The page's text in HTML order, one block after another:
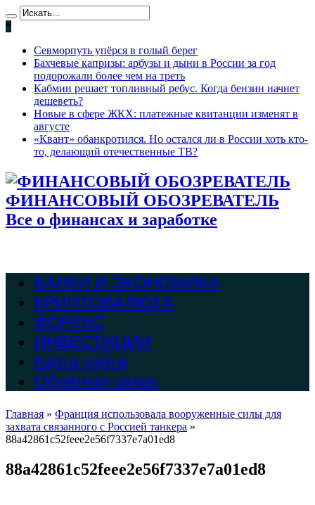
*
Севморпуть упёрся в голый берег
Бахчевые капризы: арбузы и дыни в России за год
подорожали более чем на треть
Кабмин решает топливный ребус. Когда бензин начнет
дешеветь?
Новые в сфере ЖКХ: платежные квитанции изменят в
августе
«Квант» обанкротился. Но остался ли в России хоть кто-
то, делающий отечественные ТВ?
ФИНАНСОВЫЙ ОБОЗРЕВАТЕЛЬ
Все о финансах и заработке
БАНКИ И ЭКОНОМИКА
КРИПТОВАЛЮТА
ФОРЕКС
ИНВЕСТИЦИИ
Карта сайта
Обратная связь
Главная » Франция использовала вооруженные силы для
захвата связанного с Россией танкера »
88a42861c52feee2e56f7337e7a01ed8
88a42861c52feee2e56f7337e7a01ed8